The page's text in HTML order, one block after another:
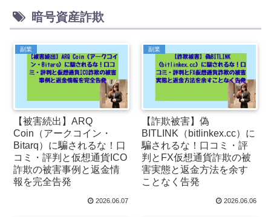
暗号資産詐欺
副業
【被害続出】ARQ
Coin（アークコイン・
Bitarq）に騙されるな！口
コミ・評判と仮想通貨ICO
詐欺の被害事例と返金情
報を完全告発
2026.06.07
副業
【詐欺被害】偽
BITLINK（bitlinkex.cc）に
騙されるな！口コミ・評
判とFX仮想通貨詐欺の被
害実態と返金方法を余す
ことなく告発
2026.06.06